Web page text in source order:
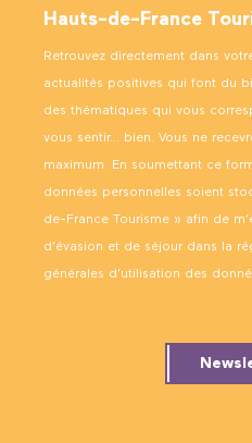
Hauts-de-France
Retrouvez directement dans
actualités positives qui font du
des thématiques qui vous
vous sentir… bien. Vous ne
maximum. En soumettant ce
données personnelles soient
de-France Tourisme » afin de
d’évasion et de séjour dans la
générales d’utilisation des